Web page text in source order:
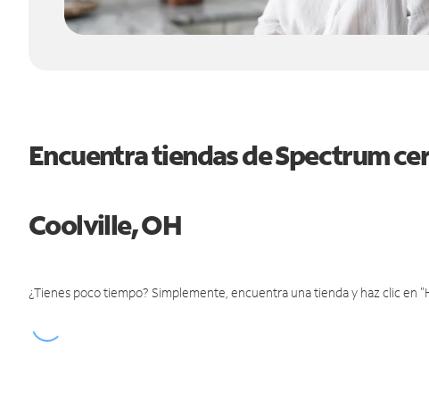
Encuentra tiendas de Spectrum
Coolville, OH
¿Tienes poco tiempo? Simplemente, encuentra una tienda y haz clic en